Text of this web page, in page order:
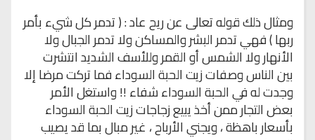
ومثالذلك قوله تعالى عن ريح عاد : ( تدمر كل شيء بأمر
ربها ) فهي تدمر البشر والمساكنولا تدمر الجبال ولا
الأنهار ولا الشمس أو القمروللأسف الشديد انتشرت
بينالناس وصفات زيت الحبة السوداء فما تركت مرضا إلا
وجدت له في الحبة السوداء شفاء!!واستغل الأمر
بعض التجار ممن أخذ يبيع زجاجات زيت الحبة السوداء
بأسعار باهظة ،ويجني الأرباح ، غير مبال بما قد يصيب